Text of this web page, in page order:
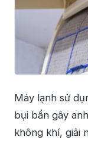
Máy lạnh sử
bụi bẩn gây
không khí, giải